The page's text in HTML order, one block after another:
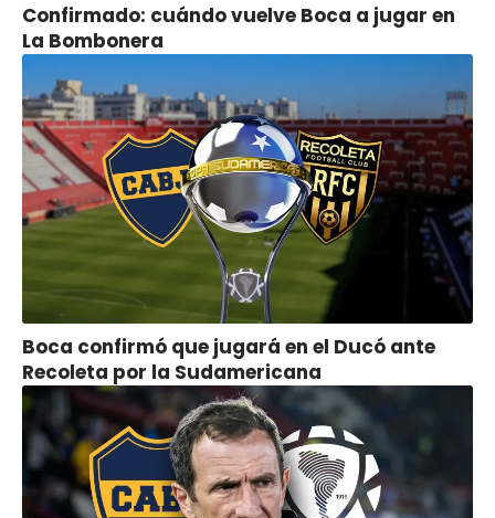
Confirmado: cuándo vuelve Boca a jugar en
La Bombonera
Boca confirmó que jugará en el Ducó ante
Recoleta por la Sudamericana